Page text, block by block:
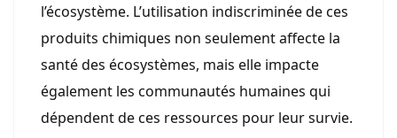
l’écosystème. L’utilisation indiscriminée de ces
produits chimiques non seulement affecte la
santé des écosystèmes, mais elle impacte
également les communautés humaines qui
dépendent de ces ressources pour leur survie.